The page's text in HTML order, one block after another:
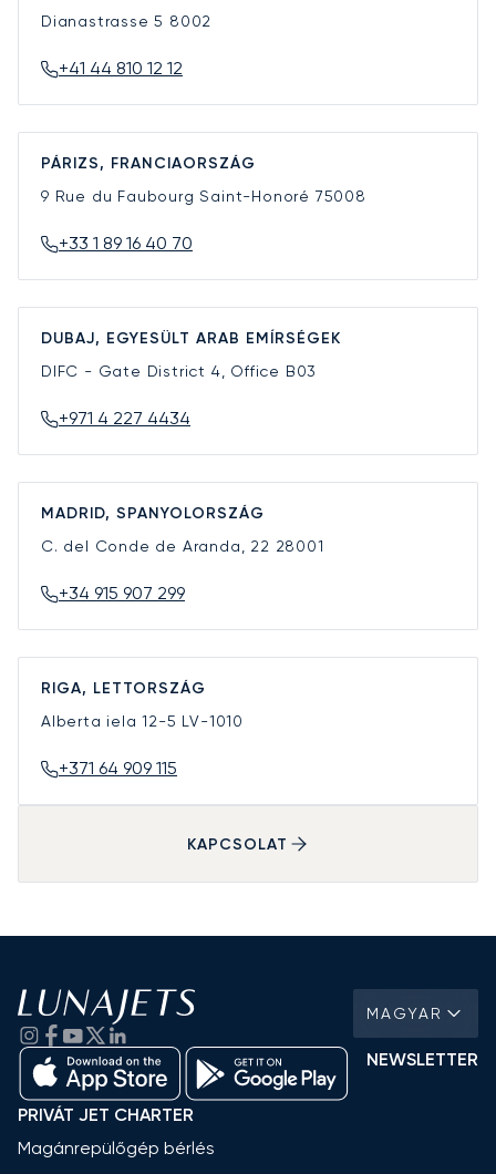
Dianastrasse 5 8002
+41 44 810 12 12
PÁRIZS, FRANCIAORSZÁG
9 Rue du Faubourg Saint-Honoré 75008
+33 1 89 16 40 70
DUBAJ, EGYESÜLT ARAB EMÍRSÉGEK
DIFC - Gate District 4, Office B03
+971 4 227 4434
MADRID, SPANYOLORSZÁG
C. del Conde de Aranda, 22 28001
+34 915 907 299
RIGA, LETTORSZÁG
Alberta iela 12-5 LV-1010
+371 64 909 115
KAPCSOLAT
MAGYAR
NEWSLETTER
PRIVÁT JET CHARTER
Magánrepülőgép bérlés